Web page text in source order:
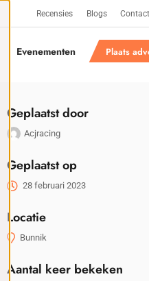
Recensies Blogs Contact
Evenementen Plaats
Geplaatst door
Acjracing
Geplaatst op
28 februari 2023
Locatie
Bunnik
Aantal keer bekeken